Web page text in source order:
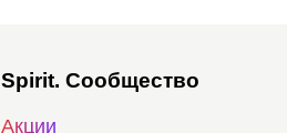
Spirit. Сообщество
Акции